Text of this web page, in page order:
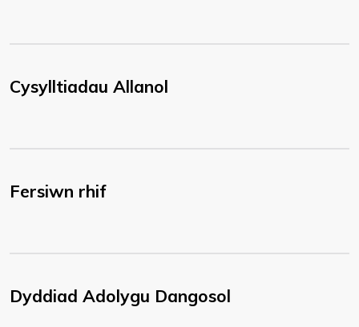
Cysylltiadau Allanol
Fersiwn rhif
Dyddiad Adolygu Dangosol